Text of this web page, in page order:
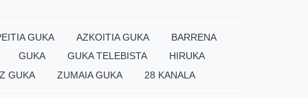
GUKA AZKOITIA GUKA
BARRENA
GUKA GUKA TELEBISTA
HIRUKA
GUKA ZUMAIA GUKA 28 KANALA